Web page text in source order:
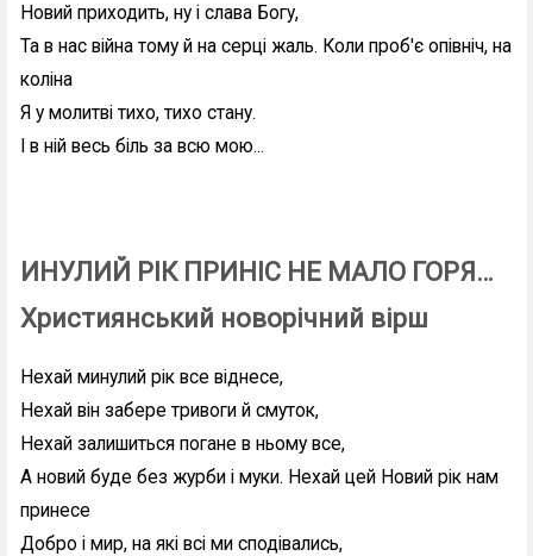
Новий приходить, ну і слава Богу,
Та в нас війна тому й на серці жаль. Коли проб'є опівніч, на
коліна
Я у молитві тихо, тихо стану.
І в ній весь біль за всю мою...
ИНУЛИЙ РІК ПРИНІС НЕ МАЛО ГОРЯ…
Християнський новорічний вірш
Нехай минулий рік все віднесе,
Нехай він забере тривоги й смуток,
Нехай залишиться погане в ньому все,
А новий буде без журби і муки. Нехай цей Новий рік нам
принесе
Добро і мир, на які всі ми сподівались,